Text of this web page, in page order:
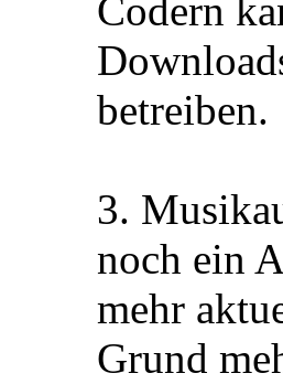
Codern
betreiben.
3.
noch ein
mehr
Grund